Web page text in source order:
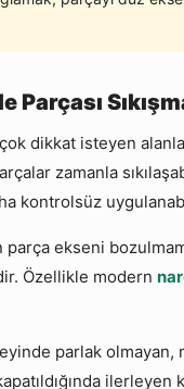
dikkat isteyen
zamanla
kontrolsüz
parça ekseni
Özellikle modern
parlak